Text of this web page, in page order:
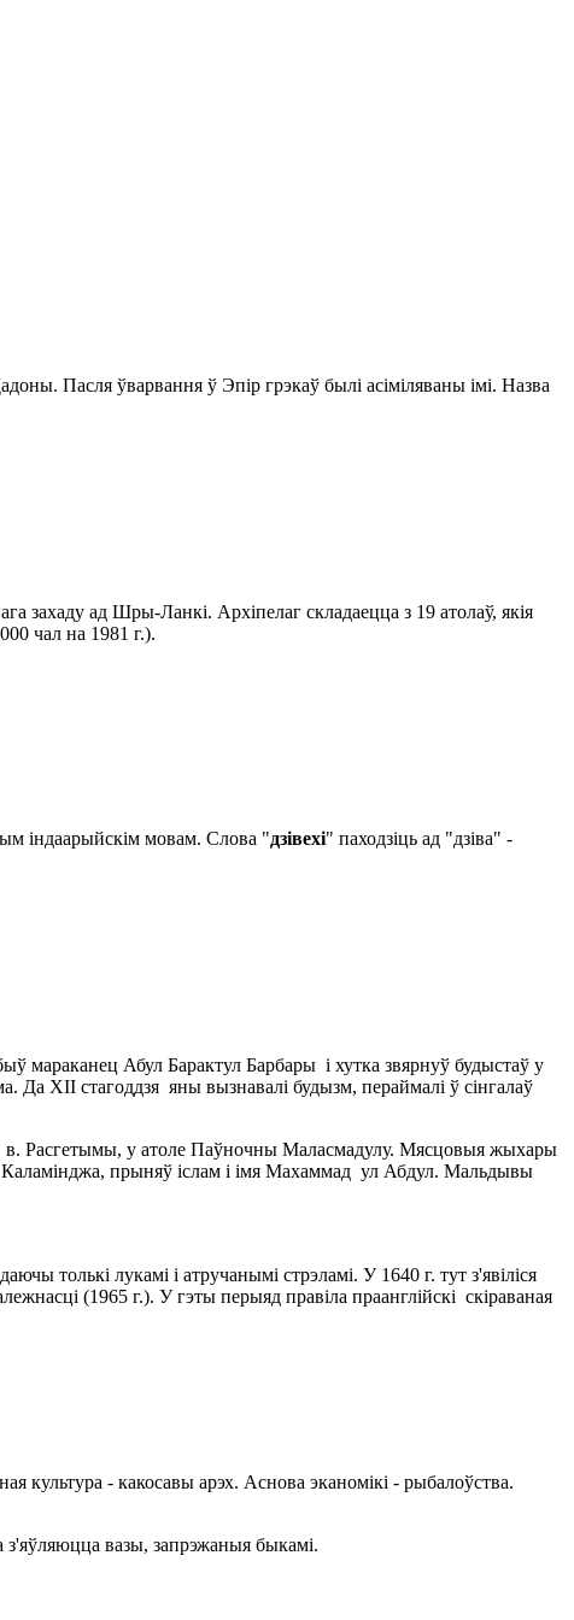
Пасля ўварвання ў Эпір грэкаў былі асіміляваны імі. Назва
захаду ад Шры-Ланкі. Архіпелаг складаецца з 19 атолаў, якія
чал на 1981 г.).
індаарыйскім мовам. Слова "дзівехі" паходзіць ад "дзіва" -
мараканец Абул Барактул Барбары і хутка звярнуў будыстаў у
Да XII стагоддзя яны вызнавалі будызм, пераймалі ў сінгалаў
в. Расгетымы, у атоле Паўночны Маласмадулу. Мясцовыя жыхары
Каламінджа, прыняў іслам і імя Махаммад ул Абдул. Мальдывы
толькі лукамі і атручанымі стрэламі. У 1640 г. тут з'явіліся
(1965 г.). У гэты перыяд правіла праанглійскі скіраваная
культура - какосавы арэх. Аснова эканомікі - рыбалоўства.
з'яўляюцца вазы, запрэжаныя быкамі.